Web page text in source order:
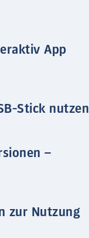
App
Stick nutzen
–
zur Nutzung